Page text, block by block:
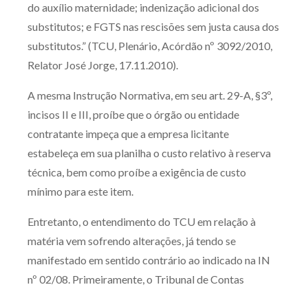
Av. Sete de Setembro, 4698
Batel Curitiba/PR CEP80240-000
Telefone (41) 2109-8666
Whatsapp (41) 98881-6616
do auxílio maternidade; indenização adicional dos
substitutos; e FGTS nas rescisões sem justa causa dos
substitutos.” (TCU, Plenário, Acórdão nº 3092/2010,
Relator José Jorge, 17.11.2010).
A mesma Instrução Normativa, em seu art. 29-A, §3º,
incisos II e III, proíbe que o órgão ou entidade
contratante impeça que a empresa licitante
estabeleça em sua planilha o custo relativo à reserva
técnica, bem como proíbe a exigência de custo
mínimo para este item.
Entretanto, o entendimento do TCU em relação à
matéria vem sofrendo alterações, já tendo se
manifestado em sentido contrário ao indicado na IN
nº 02/08. Primeiramente, o Tribunal de Contas